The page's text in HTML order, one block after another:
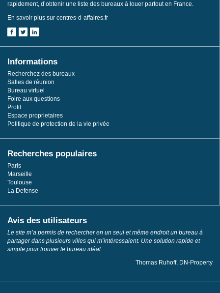
rapidement, d’obtenir une liste des bureaux à louer partout en France.
En savoir plus sur centres-d-affaires.fr
Informations
Recherchez des bureaux
Salles de réunion
Bureau virtuel
Foire aux questions
Profil
Espace proprietaires
Politique de protection de la vie privée
Recherches populaires
Paris
Marseille
Toulouse
La Defense
Avis des utilisateurs
Le site m’a permis de rechercher en un seul et même endroit un bureau à
partager dans plusieurs villes qui m’intéressaient. Une solution rapide et
simple pour trouver le bureau idéal.
Thomas Ruhoff, DN-Property